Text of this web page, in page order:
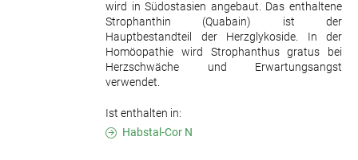
wird in Südostasien angebaut. Das enthaltene
Strophanthin (Quabain) ist der
Hauptbestandteil der Herzglykoside. In der
Homöopathie wird Strophanthus gratus bei
Herzschwäche und Erwartungsangst
verwendet.
Ist enthalten in:
Habstal-Cor N